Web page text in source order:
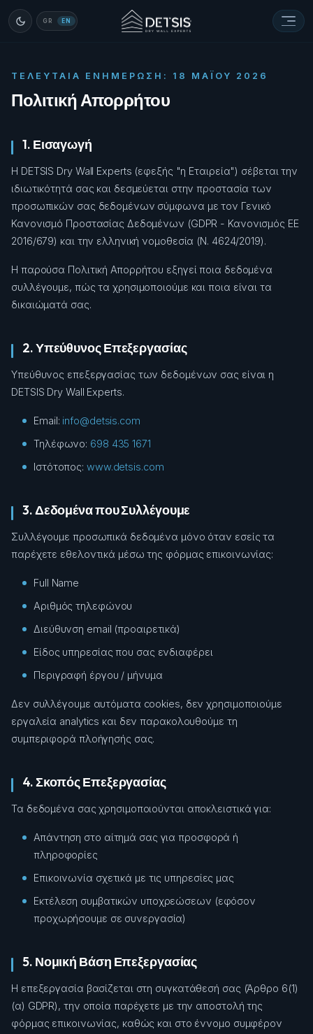
GR EN
ΤΕΛΕΥΤΑΊΑ ΕΝΗΜΈΡΩΣΗ: 18 ΜΑΪ́ΟΥ 2026
Πολιτική Απορρήτου
1. Εισαγωγή
Η DETSIS Dry Wall Experts (εφεξής "η Εταιρεία") σέβεται την
ιδιωτικότητά σας και δεσμεύεται στην προστασία των
προσωπικών σας δεδομένων σύμφωνα με τον Γενικό
Κανονισμό Προστασίας Δεδομένων (GDPR - Κανονισμός ΕΕ
2016/679) και την ελληνική νομοθεσία (Ν. 4624/2019).
Η παρούσα Πολιτική Απορρήτου εξηγεί ποια δεδομένα
συλλέγουμε, πώς τα χρησιμοποιούμε και ποια είναι τα
δικαιώματά σας.
2. Υπεύθυνος Επεξεργασίας
Υπεύθυνος επεξεργασίας των δεδομένων σας είναι η
DETSIS Dry Wall Experts.
Email: info@detsis.com
Τηλέφωνο: 698 435 1671
Ιστότοπος: www.detsis.com
3. Δεδομένα που Συλλέγουμε
Συλλέγουμε προσωπικά δεδομένα μόνο όταν εσείς τα
παρέχετε εθελοντικά μέσω της φόρμας επικοινωνίας:
Full Name
Αριθμός τηλεφώνου
Διεύθυνση email (προαιρετικά)
Είδος υπηρεσίας που σας ενδιαφέρει
Περιγραφή έργου / μήνυμα
Δεν συλλέγουμε αυτόματα cookies, δεν χρησιμοποιούμε
εργαλεία analytics και δεν παρακολουθούμε τη
συμπεριφορά πλοήγησής σας.
4. Σκοπός Επεξεργασίας
Τα δεδομένα σας χρησιμοποιούνται αποκλειστικά για:
Απάντηση στο αίτημά σας για προσφορά ή
πληροφορίες
Επικοινωνία σχετικά με τις υπηρεσίες μας
Εκτέλεση συμβατικών υποχρεώσεων (εφόσον
προχωρήσουμε σε συνεργασία)
5. Νομική Βάση Επεξεργασίας
Η επεξεργασία βασίζεται στη συγκατάθεσή σας (Άρθρο 6(1)
(α) GDPR), την οποία παρέχετε με την αποστολή της
φόρμας επικοινωνίας, καθώς και στο έννομο συμφέρον